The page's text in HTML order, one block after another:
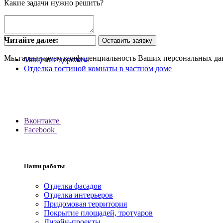
Какие задачи нужно решить?
Оставить заявку
Мы гарантируем конфиденциальность Ваших персональных
Читайте далее:
Мощение дорожек
Отделка гостиной комнаты в частном доме
Вконтакте
Facebook
Наши работы
Отделка фасадов
Отделка интерьеров
Придомовая территория
Покрытие площадей, тротуаров